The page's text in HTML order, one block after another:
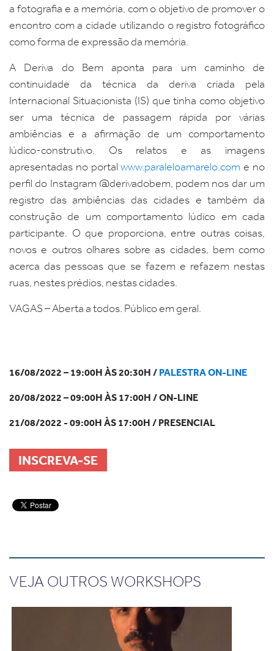
a fotografia e a memória, com o objetivo de promover o
encontro com a cidade utilizando o registro fotográfico
como forma de expressão da memória.
A Deriva do Bem aponta para um caminho de
continuidade da técnica da deriva criada pela
Internacional Situacionista (IS) que tinha como objetivo
ser uma técnica de passagem rápida por várias
ambiências e a afirmação de um comportamento
lúdico-construtivo. Os relatos e as imagens
apresentadas no portalwww.paraleloamarelo.com e no
perfil do Instagram @derivadobem, podem nos dar um
registro das ambiências das cidades e também da
construção de um comportamento lúdico em cada
participante. O que proporciona, entre outras coisas,
novos e outros olhares sobre as cidades, bem como
acerca das pessoas que se fazem e refazem nestas
ruas, nestes prédios, nestas cidades.
VAGAS – Aberta a todos. Público em geral.
16/08/2022 – 19:00H ÀS 20:30H / PALESTRA ON-LINE
20/08/2022 – 09:00H ÀS 17:00H / ON-LINE
21/08/2022 - 09:00H ÀS 17:00H / PRESENCIAL
INSCREVA-SE
VEJA OUTROS WORKSHOPS